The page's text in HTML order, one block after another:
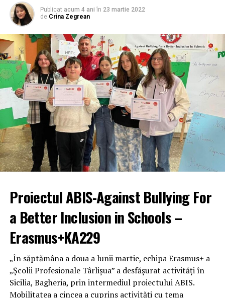
Publicat acum 4 ani în 23 martie 2022
de Crina Zegrean
Proiectul ABIS-Against Bullying For
a Better Inclusion in Schools –
Erasmus+KA229
„În săptămâna a doua a lunii martie, echipa Erasmus+ a
„Școlii Profesionale Târlișua” a desfășurat activități în
Sicilia, Bagheria, prin intermediul proiectului ABIS.
Mobilitatea a cincea a cuprins activități cu tema